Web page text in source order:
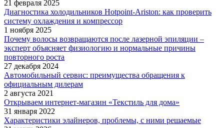
21 февраля 2025
Диагностика холодильников Hotpoint-Ariston: как проверить
систему охлаждения и компрессор
1 ноября 2025
Почему волосы возвращаются после лазерной эпиляции –
эксперт объясняет физиологию и нормальные причины
повторного роста
27 декабря 2024
Автомобильный сервис: преимущества обращения к
официальным дилерам
2 августа 2021
Открываем интернет-магазин «Текстиль для дома»
31 января 2022
Характеристики элайнеров, проблемы, с ними решаемые